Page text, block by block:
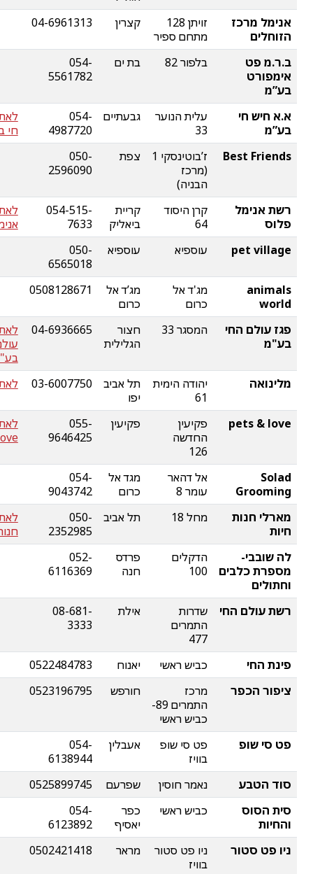
אנימל מרכז
הזוחלים
זויתן 128
מתחם ספיר
קצרין 04-6961313
ב.ר.מ פט
אימפורט
בע”מ
בלפור 82 בת ים
054-
5561782
א.א חיש חי
בע”מ
עלית הנוער
33
גבעתיים
054-
4987720
חי
Best Friends
ז’בוטינסקי 1
(מרכז
הבניה)
צפת
050-
2596090
רשת אנימל
פלוס
קרן היסוד
64
קריית
ביאליק
054-515-
7633
pet village
עוספיא עוספיא
050-
6565018
animals
world
מג'ד אל
כרום
מג’ד אל
כרום
0508128671
פגז עולם החי
בע"מ
המסגר 33
חצור
הגלילית
04-6936665
מלינואה
יהודה הימית
61
תל אביב
יפו
03-6007750
pets & love
פקיעין
החדשה
126
פקיעין
055-
9646425
Solad
Grooming
אל דהאר
עומר 8
מגד אל
כרום
054-
9043742
מארלי חנות
חיות
מחל 18 תל אביב
050-
2352985
לה שובבי-
מספרת כלבים
וחתולים
הדקלים
100
פרדס
חנה
052-
6116369
רשת עולם החי
שדרות
התמרים
477
אילת
08-681-
3333
פינת החי כביש ראשי יאנוח
0522484783
ציפור הכפר
מרכז
התמרים 89-
כביש ראשי
חורפש 0523196795
פט סי שופ
פט סי שופ
בוויז
אעבלין
054-
6138944
סוד הטבע
נאמר חוסין שפרעם
0525899745
סית הסוס
והחיות
כביש ראשי
כפר
יאסיף
054-
6123892
ניו פט סטור
ניו פט סטור
בוויז
מראר 0502421418